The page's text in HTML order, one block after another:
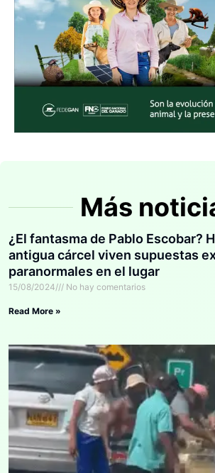
Más
¿El fantasma de Pablo Escobar?
antigua cárcel viven supuestas
paranormales en el lugar
15/08/2024 No hay comentarios
Read More »